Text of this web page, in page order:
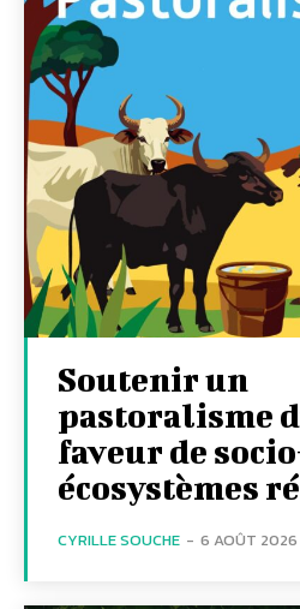
Soutenir un
pastoralisme
faveur de
écosystèmes
CYRILLE SOUCHE - 6 AOÛT 2026